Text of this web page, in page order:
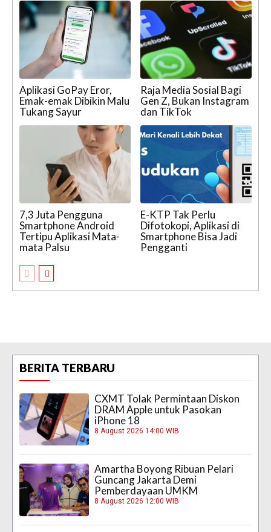
Aplikasi GoPay Eror,
Emak-emak Dibikin Malu
Tukang Sayur
Raja Media Sosial Bagi
Gen Z, Bukan Instagram
dan TikTok
7,3 Juta Pengguna
Smartphone Android
Tertipu Aplikasi Mata-
mata Palsu
E-KTP Tak Perlu
Difotokopi, Aplikasi di
Smartphone Bisa Jadi
Pengganti
BERITA TERBARU
CXMT Tolak Permintaan Diskon
DRAM Apple untuk Pasokan
iPhone 18
8 August 2026 14:00 WIB
Amartha Boyong Ribuan Pelari
Guncang Jakarta Demi
Pemberdayaan UMKM
8 August 2026 12:00 WIB